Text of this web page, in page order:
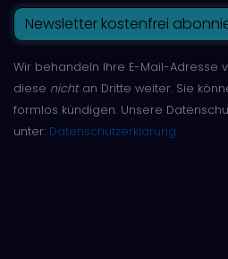
Newsletter kostenfrei
Wir behandeln Ihre E-Mail-Adresse
diese nichtan Dritte weiter. Sie
formlos kündigen. Unsere
unter: Datenschutzerklärung